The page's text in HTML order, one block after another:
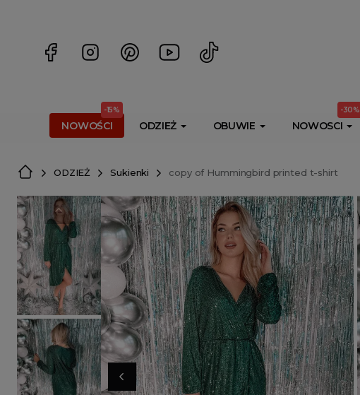
NOWOŚCI
-15%
ODZIEŻ OBUWIE NOWOSCI
-30%
ODZIEŻ Sukienki copy of Hummingbird printed t-shirt